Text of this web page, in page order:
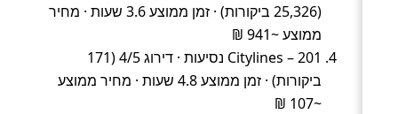
(25,326 ביקורות) · זמן ממוצע 3.6 שעות · מחיר
ממוצע ~941 ₪
Citylines – 201 נסיעות · דירוג 4/5 (171
ביקורות) · זמן ממוצע 4.8 שעות · מחיר ממוצע
~107 ₪